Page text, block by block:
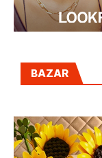
BAZAR